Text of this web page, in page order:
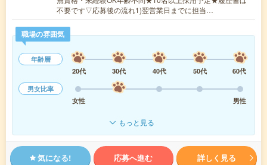
不要です▽応募後の流れ1)翌営業日までに担当…
職場の雰囲気
年齢層
20代
30代 40代 50代
60代
男女比率
女性
男性
もっと見る
気になる! 応募へ進む 詳しく見る